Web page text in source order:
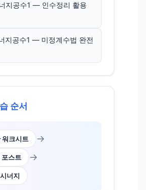
지공수1 — 인수정리 활용
지공수1 — 미정계수법 완전
순서
크시트 →
포스트 →
너지